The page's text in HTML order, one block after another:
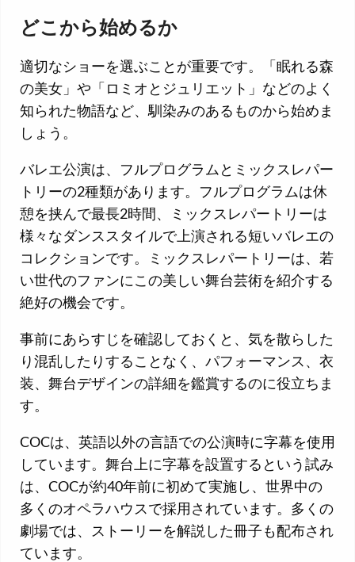
どこから始めるか
適切なショーを選ぶことが重要です。「眠れる森
の美女」や「ロミオとジュリエット」などのよく
知られた物語など、馴染みのあるものから始めま
しょう。
バレエ公演は、フルプログラムとミックスレパー
トリーの2種類があります。フルプログラムは休
憩を挟んで最長2時間、ミックスレパートリーは
様々なダンススタイルで上演される短いバレエの
コレクションです。ミックスレパートリーは、若
い世代のファンにこの美しい舞台芸術を紹介する
絶好の機会です。
事前にあらすじを確認しておくと、気を散らした
り混乱したりすることなく、パフォーマンス、衣
装、舞台デザインの詳細を鑑賞するのに役立ちま
す。
COCは、英語以外の言語での公演時に字幕を使用
しています。舞台上に字幕を設置するという試み
は、COCが約40年前に初めて実施し、世界中の
多くのオペラハウスで採用されています。多くの
劇場では、ストーリーを解説した冊子も配布され
ています。